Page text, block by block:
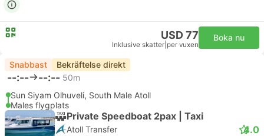
USD 77
Inklusive skatter per vuxen
Boka nu
Snabbast Bekräftelse direkt
--:-- --:-- 50m
Sun Siyam Olhuveli, South Male Atoll
Males flygplats
Private Speedboat 2pax | Taxi
Atoll Transfer 4.0